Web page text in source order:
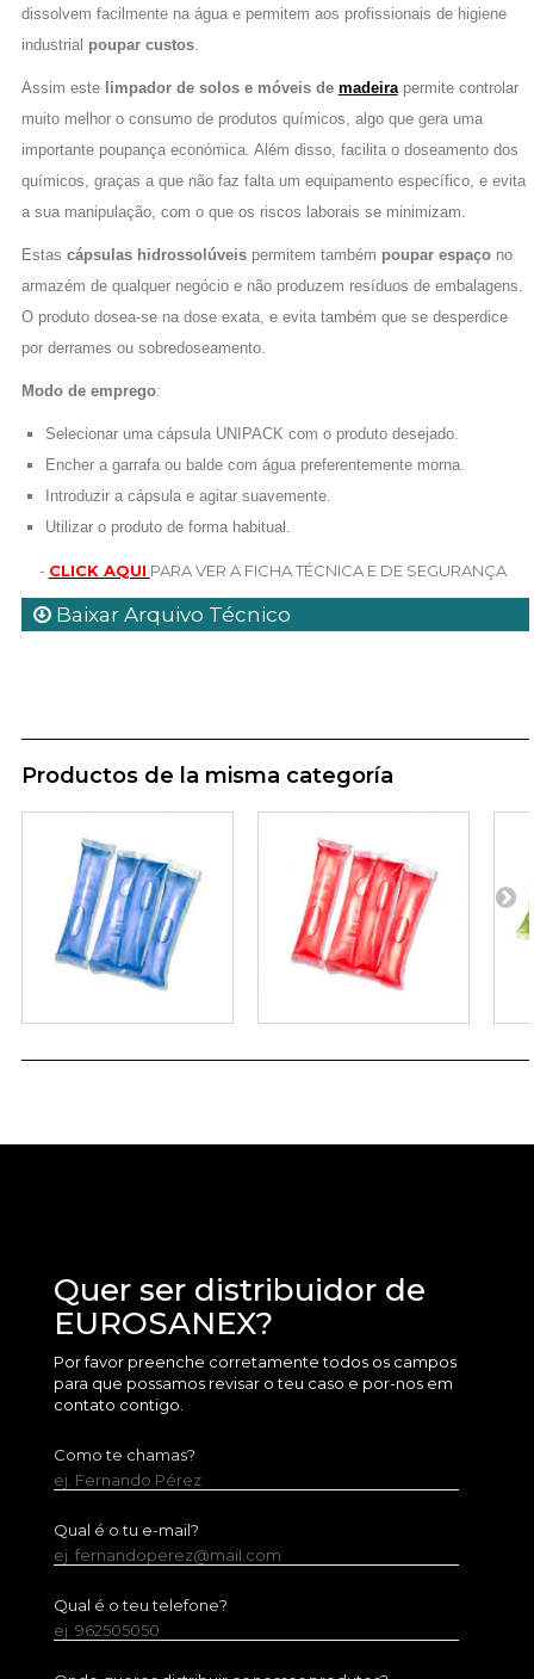
dissolvem facilmente na água e permitem aos profissionais de higiene
industrial poupar custos.
Assim este limpador de solos e móveis de madeira permite controlar
muito melhor o consumo de produtos químicos, algo que gera uma
importante poupança económica. Além disso, facilita o doseamento dos
químicos, graças a que não faz falta um equipamento específico, e evita
a sua manipulação, com o que os riscos laborais se minimizam.
Estas cápsulas hidrossolúveispermitem também poupar espaçono
armazém de qualquer negócio e não produzem resíduos de embalagens.
O produto dosea-se na dose exata, e evita também que se desperdice
por derrames ou sobredoseamento.
Modo de emprego:
Selecionar uma cápsula UNIPACK com o produto desejado.
Encher a garrafa ou balde com água preferentemente morna.
Introduzir a cápsula e agitar suavemente.
Utilizar o produto de forma habitual.
- CLICK AQUI PARA VER A FICHA TÉCNICA E DE SEGURANÇA
Baixar Arquivo Técnico
Productos de la misma categoría
Quer ser distribuidor de
EUROSANEX?
Por favor preenche corretamente todos os campos
para que possamos revisar o teu caso e por-nos em
contato contigo.
Como te chamas?
ej. Fernando Pérez
Qual é o tu e-mail?
ej. fernandoperez@mail.com
Qual é o teu telefone?
ej. 962505050